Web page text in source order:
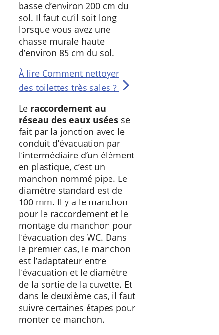
basse d’environ 200 cm du
sol. Il faut qu’il soit long
lorsque vous avez une
chasse murale haute
d’environ 85 cm du sol.
À lire Comment nettoyer
des toilettes très sales ?
Le raccordement au
réseau des eaux usées se
fait par la jonction avec le
conduit d’évacuation par
l’intermédiaire d’un élément
en plastique, c’est un
manchon nommé pipe. Le
diamètre standard est de
100 mm. Il y a le manchon
pour le raccordement et le
montage du manchon pour
l’évacuation des WC. Dans
le premier cas, le manchon
est l’adaptateur entre
l’évacuation et le diamètre
de la sortie de la cuvette. Et
dans le deuxième cas, il faut
suivre certaines étapes pour
monter ce manchon.